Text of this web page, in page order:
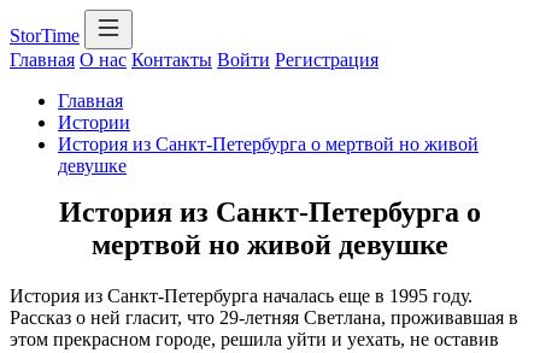
StorTime
Главная О нас Контакты Войти Регистрация
Главная
Истории
История из Санкт-Петербурга о мертвой но живой
девушке
История из Санкт-Петербурга о
мертвой но живой девушке
История из Санкт-Петербурга началась еще в 1995 году.
Рассказ о ней гласит, что 29-летняя Светлана, проживавшая в
этом прекрасном городе, решила уйти и уехать, не оставив